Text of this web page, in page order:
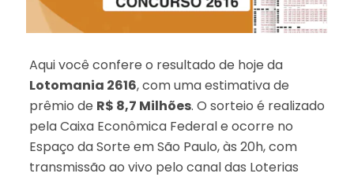
Aqui você confere o resultado de hoje da
Lotomania 2616, com uma estimativa de
prêmio de R$ 8,7 Milhões. O sorteio é realizado
pela Caixa Econômica Federal e ocorre no
Espaço da Sorte em São Paulo, às 20h, com
transmissão ao vivo pelo canal das Loterias